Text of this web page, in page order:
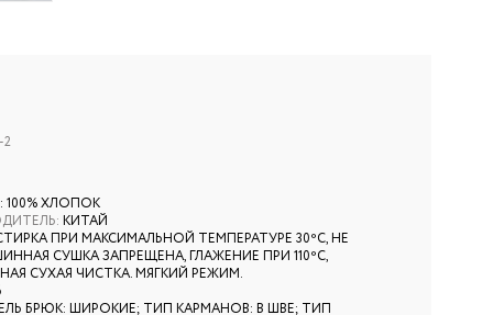
2
100% ХЛОПОК
: КИТАЙ
ПРИ МАКСИМАЛЬНОЙ ТЕМПЕРАТУРЕ 30ºС, НЕ
СУШКА ЗАПРЕЩЕНА, ГЛАЖЕНИЕ ПРИ 110ºС,
СУХАЯ ЧИСТКА. МЯГКИЙ РЕЖИМ.
БРЮК: ШИРОКИЕ; ТИП КАРМАНОВ: В ШВЕ; ТИП